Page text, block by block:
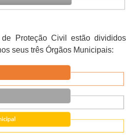
Proteção Civil estão divididos
seus três Órgãos Municipais: